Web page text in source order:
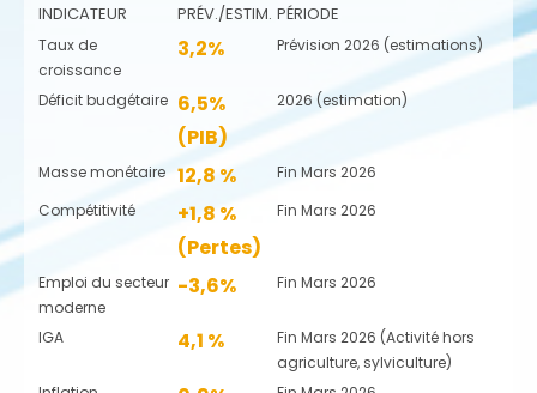
INDICATEUR PRÉV./ESTIM. PÉRIODE
Taux de
croissance
3,2% Prévision 2026 (estimations)
Déficit budgétaire 6,5%
(PIB)
2026 (estimation)
Masse monétaire 12,8 %
Fin Mars 2026
Compétitivité
+1,8 %
(Pertes)
Fin Mars 2026
Emploi du secteur
moderne
-3,6% Fin Mars 2026
IGA 4,1 %
Fin Mars 2026 (Activité hors
agriculture, sylviculture)